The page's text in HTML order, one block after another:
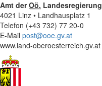
Amt derOö. Landesregierung
4021 Linz • Landhausplatz 1
Telefon (+43 732) 77 20-0
E-Mail post@ooe.gv.at
www.land-oberoesterreich.gv.at